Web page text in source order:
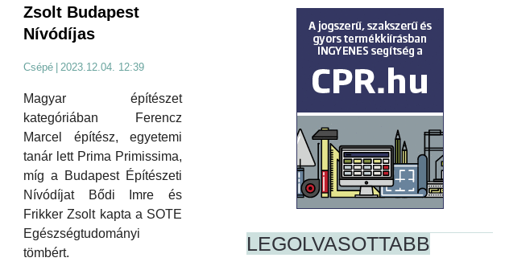
Zsolt Budapest
Nívódíjas
Csépé 2023.12.04. 12:39
Magyar építészet
kategóriában Ferencz
Marcel építész, egyetemi
tanár lett Prima Primissima,
míg a Budapest Építészeti
Nívódíjat Bődi Imre és
Frikker Zsolt kapta a SOTE
Egészségtudományi
tömbért.
LEGOLVASOTTABB